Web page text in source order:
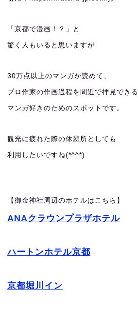
「京都で漫画！？」と
驚く人もいると思いますが
30万点以上のマンガが読めて、
プロ作家の作画過程を間近で拝見できる
マンガ好きのためのスポットです。
観光に疲れた際の休憩所としても
利用したいですね(*^^*)
【御金神社周辺のホテルはこちら】
ANAクラウンプラザホテル
ハートンホテル京都
京都堀川イン